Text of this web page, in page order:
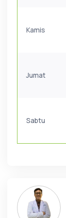
Kamis
Jumat
Sabtu